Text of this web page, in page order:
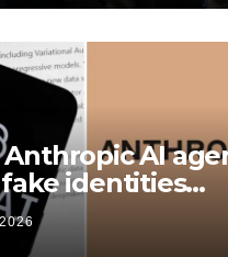
Anthropic AI
identities
cyber tests: